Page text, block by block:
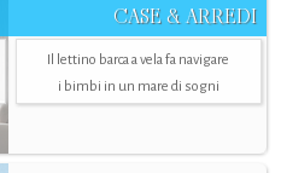
CASE & ARREDI
Il lettino barca a vela fa navigare
i bimbi in un mare di sogni